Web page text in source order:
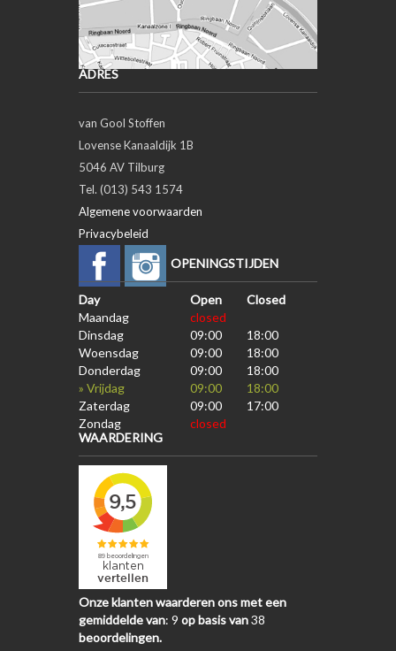
ADRES
van Gool Stoffen
Lovense Kanaaldijk 1B
5046 AV Tilburg
Tel. (013) 543 1574
Algemene voorwaarden
Privacybeleid
OPENINGSTIJDEN
Day Open
Closed
Maandag
closed
Dinsdag
09:00
18:00
Woensdag
09:00
18:00
Donderdag
09:00
18:00
» Vrijdag
09:00
18:00
Zaterdag
09:00
17:00
Zondag
closed
WAARDERING
Onze klanten waarderen ons met een
gemiddelde van: 9 op basis van38
beoordelingen.